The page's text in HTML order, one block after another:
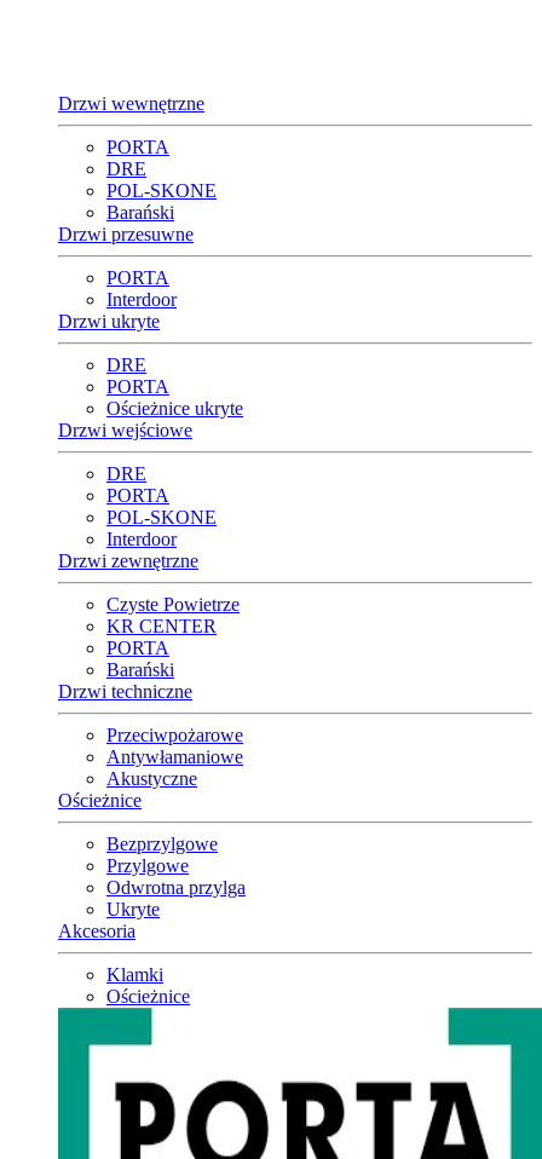
Drzwi wewnętrzne
PORTA
DRE
POL-SKONE
Barański
Drzwi przesuwne
PORTA
Interdoor
Drzwi ukryte
DRE
PORTA
Ościeżnice ukryte
Drzwi wejściowe
DRE
PORTA
POL-SKONE
Interdoor
Drzwi zewnętrzne
Czyste Powietrze
KR CENTER
PORTA
Barański
Drzwi techniczne
Przeciwpożarowe
Antywłamaniowe
Akustyczne
Ościeżnice
Bezprzylgowe
Przylgowe
Odwrotna przylga
Ukryte
Akcesoria
Klamki
Ościeżnice